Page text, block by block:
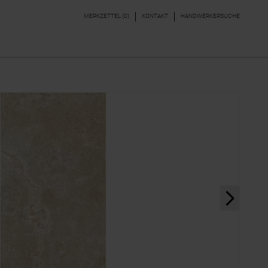
MERKZETTEL (0) KONTAKT HANDWERKERSUCHE
next